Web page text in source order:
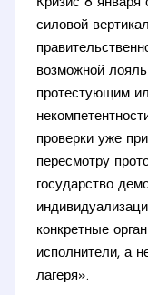
Кризис 8 января
силовой
возможной
протестующим
проверки уже
пересмотру
государство
конкретные
исполнители, а
лагеря».